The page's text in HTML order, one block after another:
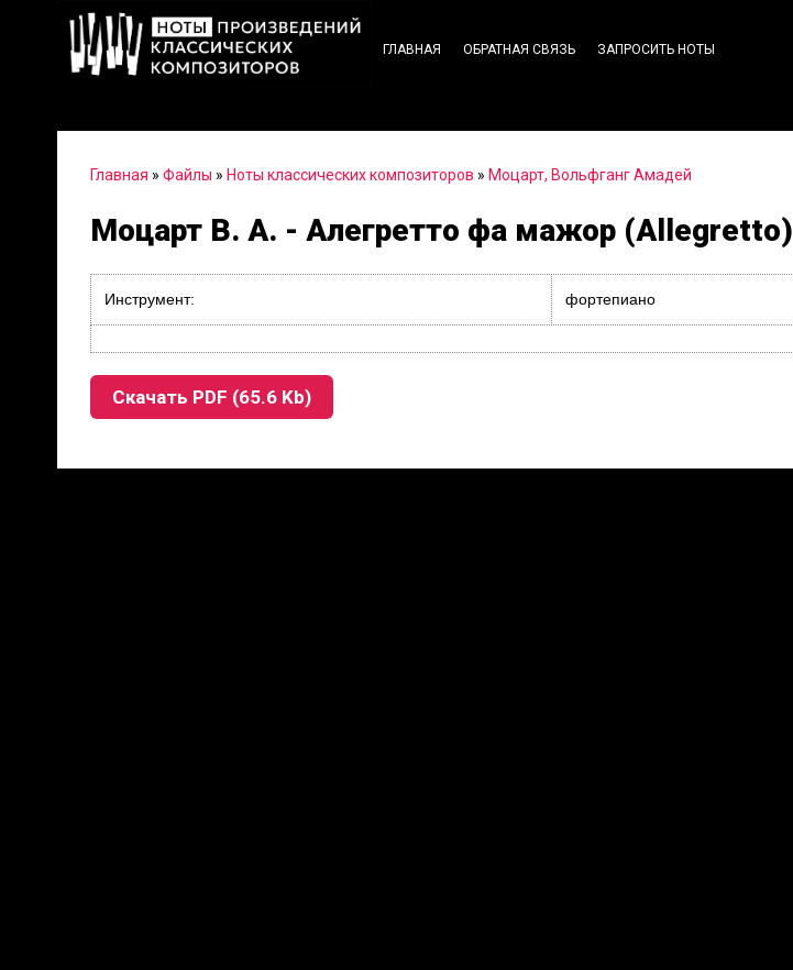
ГЛАВНАЯ ОБРАТНАЯ СВЯЗЬ ЗАПРОСИТЬ НОТЫ
Главная » Файлы » Ноты классических композиторов » Моцарт, Вольфганг Амадей
Моцарт В. А. - Алегретто фа мажор (Allegretto)
Инструмент: фортепиано
Скачать PDF (65.6 Kb)